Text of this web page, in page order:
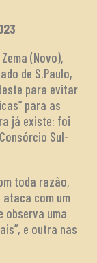
(Novo),
de S.Paulo,
para evitar
para as
já existe: foi
Sul-
toda razão,
ataca com um
observa uma
e outra nas